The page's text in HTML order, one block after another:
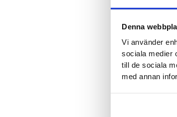
Denna
Vi använder
sociala medier
till de sociala
med annan